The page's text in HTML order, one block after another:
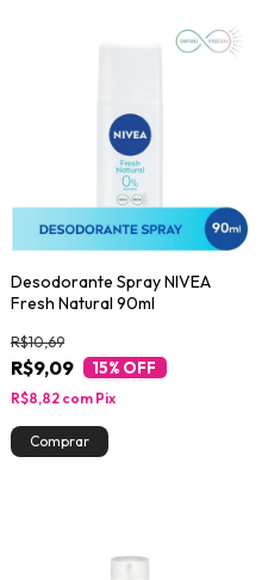
Desodorante Spray NIVEA
Fresh Natural 90ml
R$9,09
R$10,69
15% OFF
R$8,82 com Pix